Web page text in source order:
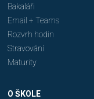
Bakaláři
Email + Teams
Rozvrh hodin
Stravování
Maturity
O ŠKOLE